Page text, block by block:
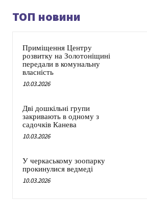
ТОП новини
Приміщення Центру
розвитку на Золотоніщині
передали в комунальну
власність
10.03.2026
Дві дошкільні групи
закривають в одному з
садочків Канева
10.03.2026
У черкаському зоопарку
прокинулися ведмеді
10.03.2026